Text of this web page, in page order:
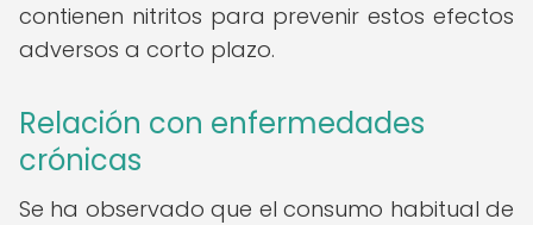
contienen nitritos para prevenir estos efectos
adversos a corto plazo.
Relación con enfermedades
crónicas
Se ha observado que el consumo habitual de